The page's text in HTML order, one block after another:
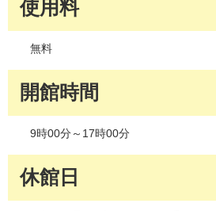
使用料
無料
開館時間
9時00分～17時00分
休館日